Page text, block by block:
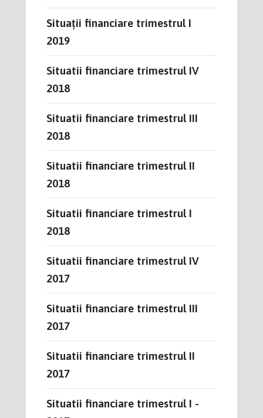
Situații financiare trimestrul I
2019
Situatii financiare trimestrul IV
2018
Situatii financiare trimestrul III
2018
Situatii financiare trimestrul II
2018
Situatii financiare trimestrul I
2018
Situatii financiare trimestrul IV
2017
Situatii financiare trimestrul III
2017
Situatii financiare trimestrul II
2017
Situatii financiare trimestrul I -